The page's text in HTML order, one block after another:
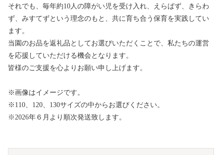
それでも、毎年約10人の障がい児を受け入れ、えらばず、きらわ
ず、みすてずという理念のもと、共に育ち合う保育を実践してい
ます。
当園のお品を返礼品としてお選びいただくことで、私たちの運営
を応援していただける機会となります。
皆様のご支援を心よりお願い申し上げます。
※画像はイメージです。
※110、120、130サイズの中からお選びください。
※2026年６月より順次発送致します。